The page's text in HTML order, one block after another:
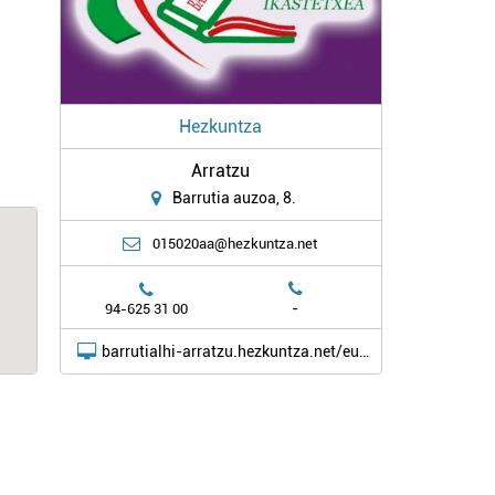
Hezkuntza
Arratzu
Barrutia auzoa, 8.
015020aa@hezkuntza.net
94-625 31 00 -
barrutialhi-arratzu.hezkuntza.net/eu/inicio1